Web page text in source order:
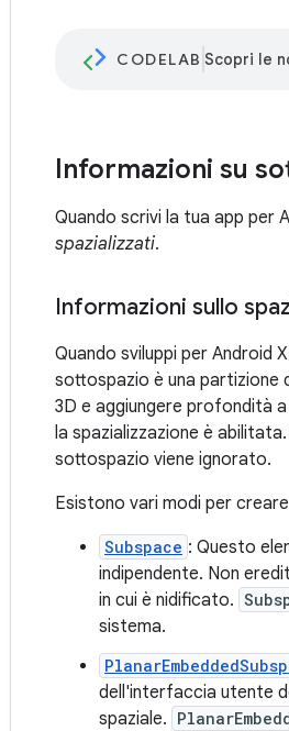
CODELAB Scopri le
Informazioni su
Quando scrivi la tua app per
spazializzati.
Informazioni sullo
Quando sviluppi per Android
sottospazio è una partizione
3D e aggiungere profondità
la spazializzazione è
sottospazio viene ignorato.
Esistono vari modi per
Subspace : Questo
indipendente. Non
in cui è nidificato.
sistema.
dell'interfaccia utente
spaziale.